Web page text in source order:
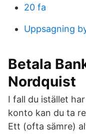
20 fa
Uppsagning
Betala
Nordquist
I fall du istället
konto kan du ta
Ett (ofta sämre)